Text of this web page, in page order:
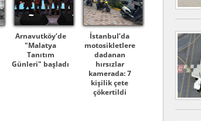
Arnavutköy’de
"Malatya
Tanıtım
Günleri" başladı
İstanbul’da
motosikletlere
dadanan
hırsızlar
kamerada: 7
kişilik çete
çökertildi